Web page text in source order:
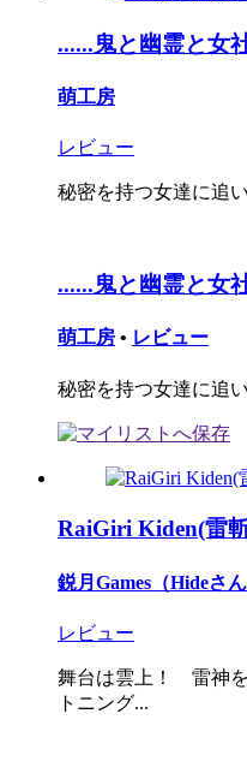
......鬼と幽霊と女
萌工房
レビュー
秘密を持つ女達に追
......鬼と幽霊と女
萌工房 • レビュー
秘密を持つ女達に追
RaiGiri Kiden(雷
鋭月Games（Hideさん
レビュー
舞台は雲上！ 雷神を
トニング...